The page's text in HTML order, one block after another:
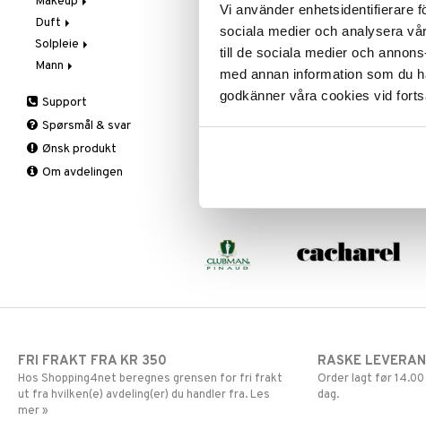
Vi använder enhetsidentifierare
sociala medier och analysera
till de sociala medier och
med annan information som du
godkänner våra cookies vid
Trinn 3: Tilfør fukt
Fuktighetskremer
Hånd- og kroppspleie
Øye- og leppepleie
Serum
Bryn
Concealer
Eyeliner
Leppestift
Lipgloss
Lipliner
Makeupbørste
Duft
Aromatics Elixir
Calyx
Clinique Happy for Men
Solpleie
Solbeskyttelse
Mann
menn
Barbering
Eksfoliering
Fuktighetskremer
Support
Spørsmål & svar
Ønsk produkt
Om avdelingen
FRI FRAKT FRA KR 350
Hos Shopping4net beregnes grensen for fri frakt
ut fra hvilken(e) avdeling(er) du handler fra. Les
mer »
RASKE
Order lagt før
dag.